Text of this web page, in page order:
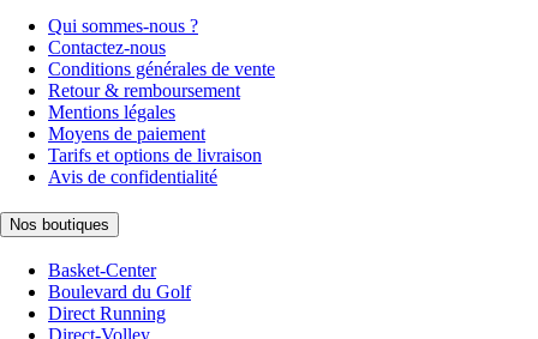
Qui sommes-nous ?
Contactez-nous
Conditions générales de vente
Retour & remboursement
Mentions légales
Moyens de paiement
Tarifs et options de livraison
Avis de confidentialité
Nos boutiques
Basket-Center
Boulevard du Golf
Direct Running